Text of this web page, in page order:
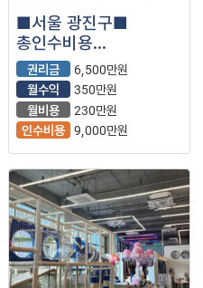
■서울 광진구■
총인수비용
■9,000만원 ■
키즈카페
매장나왔습니다.
권리금
6,500만원
월수익
350만원
월비용
230만원
인수비용 9,000만원